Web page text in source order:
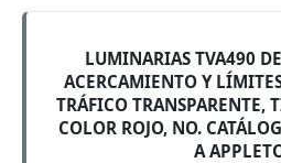
LUMINARIAS TVA490
ACERCAMIENTO Y
TRÁFICO TRANSPARENTE,
COLOR ROJO, NO.
A